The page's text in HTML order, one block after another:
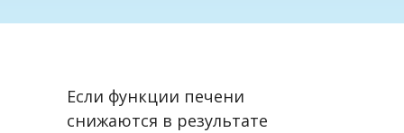
Если функции печени
снижаются в результате